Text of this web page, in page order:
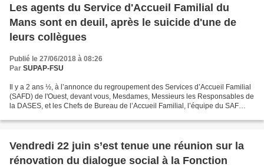
Les agents du Service d'Accueil Familial du
Mans sont en deuil, après le suicide d'une de
leurs collègues
Publié le 27/06/2018 à 08:26
Par SUPAP-FSU
Il y a 2 ans ½, à l’annonce du regroupement des Services d’Accueil Familial
(SAFD) de l'Ouest, devant vous, Mesdames, Messieurs les Responsables de
la DASES, et les Chefs de Bureau de l’Accueil Familial, l’équipe du SAF
Vendredi 22 juin s’est tenue une réunion sur la
rénovation du dialogue social à la Fonction